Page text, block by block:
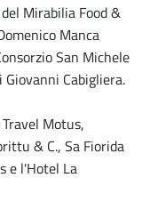
Mirabilia Food &
Manca
San Michele
Cabigliera.
Motus,
& C., Sa Fiorida
e l'Hotel La